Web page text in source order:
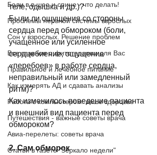
Боли в в шее и спине - что делать!
Проблемы нервной системы взрослых
Сон у взрослых. Решение проблем
Все главное о фитотерапии для Вас
Правильное и лечебное питание
Как измерять АД и сдавать анализы
Работа с компьютером: ваше здоровье
Путешествия - важные советы врача
Авиа-перелеты: советы врача
Статьи в газете "Зеркало недели"
теле, одышка и др.)?
Были ли ощущения со стороны
сердца перед обмороком (боли,
учащенное или усиленное
сердцебиение, ощущение
«перебоев» в работе сердца,
неправильный или замедленный
ритм)?
Как изменилось поведение пациента
и внешний вид пациента перед
обмороком?
2. Сам обморок